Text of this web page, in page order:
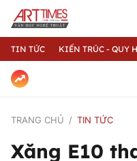
TIN TỨC KIẾN TRÚC - QUY
TRANG CHỦ TIN TỨC
Xăng E10